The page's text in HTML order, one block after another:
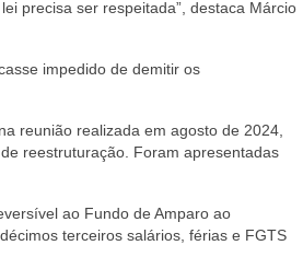
precisa ser respeitada”, destaca Márcio
impedido de demitir os
reunião realizada em agosto de 2024,
reestruturação. Foram apresentadas
ao Fundo de Amparo ao
terceiros salários, férias e FGTS